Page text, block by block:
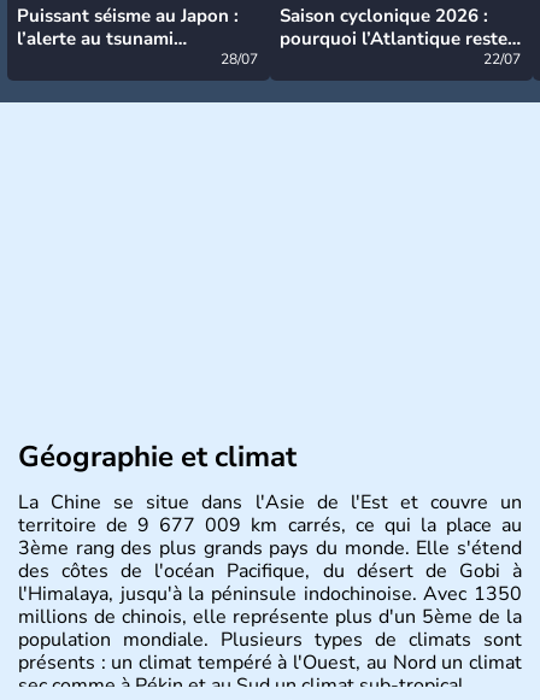
Puissant séisme au Japon :
l’alerte au tsunami
28/07
Saison cyclonique 2026 :
pourquoi l’Atlantique reste
22/07
Géographie et climat
La Chine se situe dans l'Asie de l'Est et couvre un
territoire de 9 677 009 km carrés, ce qui la place au
3ème rang des plus grands pays du monde. Elle s'étend
des côtes de l'océan Pacifique, du désert de Gobi à
l'Himalaya, jusqu'à la péninsule indochinoise. Avec 1350
millions de chinois, elle représente plus d'un 5ème de la
population mondiale. Plusieurs types de climats sont
présents : un climat tempéré à l'Ouest, au Nord un climat
sec comme à Pékin et au Sud un climat sub-tropical.